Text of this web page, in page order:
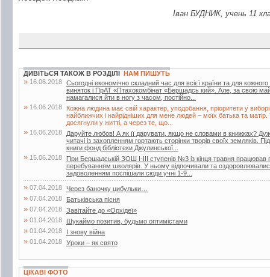
Іван БУДНИК, учень 11
ДИВІТЬСЯ ТАКОЖ В РОЗДІЛІ НАМ ПИШУТЬ
» 16.06.2018 Сьогодні економічно складний час для всієї країни та для
виняток і ПрАТ «Птахокомбінат «Бершадсь кий». Але, за свою
намагалися йти в ногу з часом, постійно...
» 16.06.2018
Кожна людина має свій характер, уподобання, пріоритети у
найближчих і найрідніших для мене людей – моїх батька та
досягнули у житті, а через те, що...
» 16.06.2018
Даруйте любов! А як її дарувати, якщо не словами в книжках?
читачі із захопленням гортають сторінки творів своїх земляків.
книги фонд бібліотеки Джулинської...
» 15.06.2018
При Бершадській ЗОШ І-ІІІ ступенів №3 із кінця травня
перебуванням школярів. У ньому відпочивали та
задоволенням поспішали сюди учні 1-9...
» 07.04.2018 Через баночку цибульки…
» 07.04.2018 Батьківська пісня
» 07.04.2018 Завітайте до «Орхідеї»
» 01.04.2018 Шукаймо позитив, будьмо оптимістами
» 01.04.2018 І знову війна
» 01.04.2018 Уроки – як свято
ЦІКАВІ ФОТО